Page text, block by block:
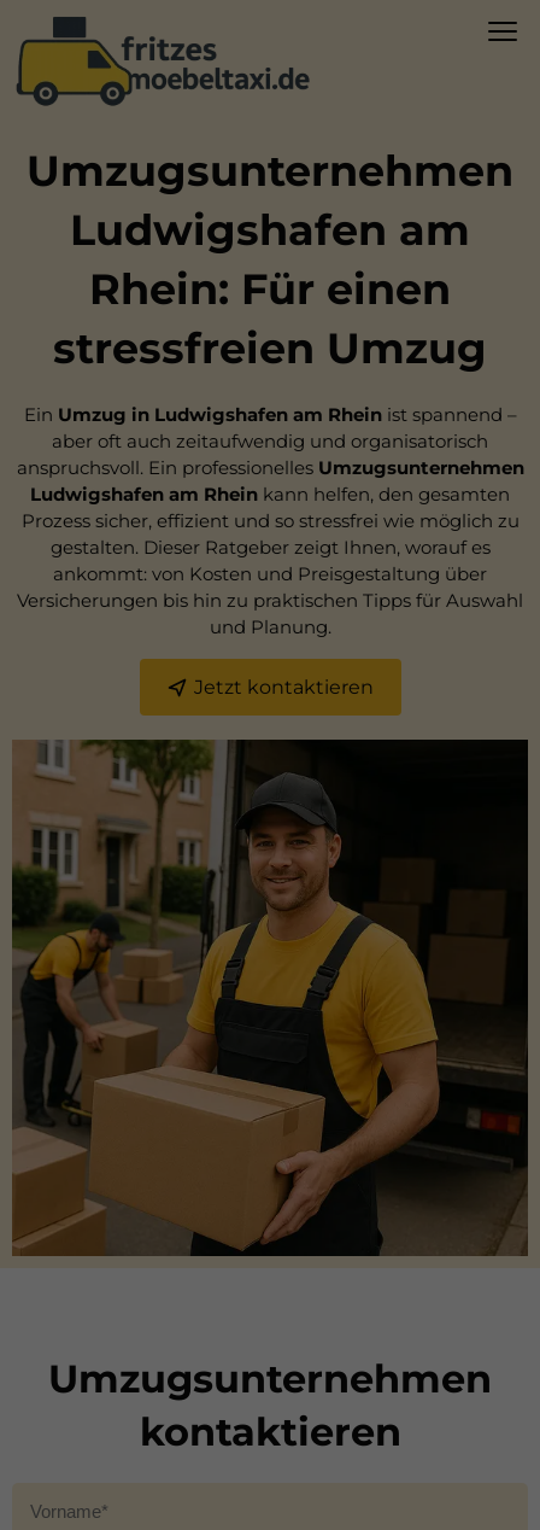
Umzugsunternehmen
Ludwigshafen am
Rhein: Für einen
stressfreien Umzug
Ein Umzug in Ludwigshafen am Rheinist spannend –
aber oft auch zeitaufwendig und organisatorisch
anspruchsvoll. Ein professionelles Umzugsunternehmen
Ludwigshafen am Rhein kann helfen, den gesamten
Prozess sicher, effizient und so stressfrei wie möglich zu
gestalten. Dieser Ratgeber zeigt Ihnen, worauf es
ankommt: von Kosten und Preisgestaltung über
Versicherungen bis hin zu praktischen Tipps für Auswahl
und Planung.
Jetzt kontaktieren
Umzugsunternehmen
kontaktieren